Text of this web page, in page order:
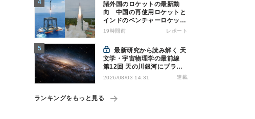
諸外国のロケットの最新動
向 中国の再使用ロケットと
インドのベンチャーロケット
の成功
19時間前 レポート
最新研究から読み解く 天
文学・宇宙物理学の最前線
第12回 天の川銀河にブラッ
クホール1億7000万個？ - 大
2026/08/03 14:31 連載
ランキングをもっと見る